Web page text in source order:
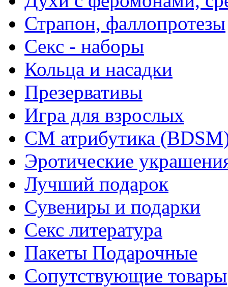
Страпон, фаллопротезы
Секс - наборы
Кольца и насадки
Презервативы
Игра для взрослых
СМ атрибутика
Эротические
Лучший подарок
Сувениры и подарки
Секс литература
Пакеты Подарочные
Сопутствующие товары